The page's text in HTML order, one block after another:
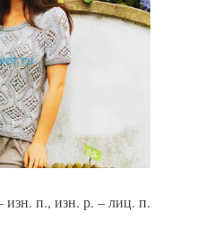
изн. п., изн. р. – лиц. п.